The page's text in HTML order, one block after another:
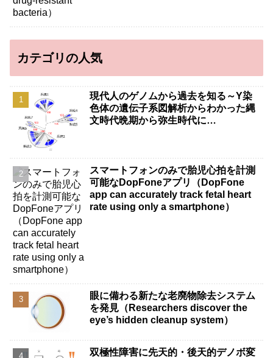
カテゴリの人気
現代人のゲノムから過去を知る～Y染
色体の遺伝子系図解析からわかった縄
文時代晩期から弥生時代に…
スマートフォンのみで胎児心拍を計測
可能なDopFoneアプリ（DopFone
app can accurately track fetal heart
rate using only a smartphone）
眼に備わる新たな老廃物除去システム
を発見（Researchers discover the
eye’s hidden cleanup system）
双極性障害に先天的・後天的デノボ変